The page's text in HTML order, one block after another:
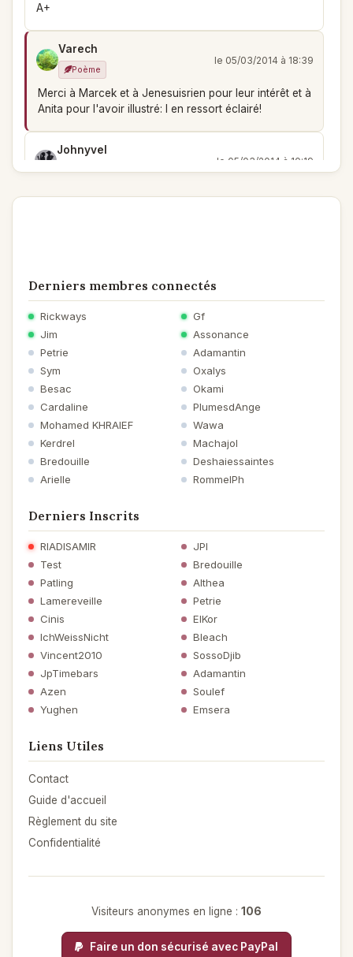
A+
Varech
Poème
le 05/03/2014 à 18:39
Merci à Marcek et à Jenesuisrien pour leur intérêt et à
Anita pour l'avoir illustré: I en ressort éclairé!
Johnyvel
Poème
le 05/03/2014 à 10:19
J'aime !
Très belle description de la beauté de cette métisse qui
Derniers membres connectés
Rickways
Gf
Jim
Assonance
Petrie
Adamantin
Sym
Oxalys
Besac
Okami
Cardaline
PlumesdAnge
Mohamed KHRAIEF
Wawa
Kerdrel
Machajol
Bredouille
Deshaiessaintes
Arielle
RommelPh
Derniers Inscrits
RIADISAMIR
JPI
Test
Bredouille
Patling
Althea
Lamereveille
Petrie
Cinis
ElKor
IchWeissNicht
Bleach
Vincent2010
SossoDjib
JpTimebars
Adamantin
Azen
Soulef
Yughen
Emsera
Liens Utiles
Contact
Guide d'accueil
Règlement du site
Confidentialité
Visiteurs anonymes en ligne : 106
Faire un don sécurisé avec PayPal